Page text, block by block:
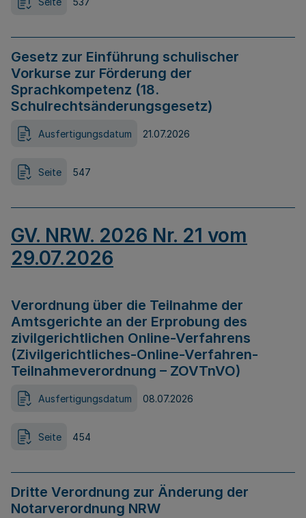
Gesetz zur Einführung schulischer
Vorkurse zur Förderung der
Sprachkompetenz (18.
Schulrechtsänderungsgesetz)
Ausfertigungsdatum 21.07.2026
Seite 547
GV. NRW. 2026 Nr. 21 vom
29.07.2026
Verordnung über die Teilnahme der
Amtsgerichte an der Erprobung des
zivilgerichtlichen Online-Verfahrens
(Zivilgerichtliches-Online-Verfahren-
Teilnahmeverordnung – ZOVTnVO)
Ausfertigungsdatum 08.07.2026
Seite 454
Dritte Verordnung zur Änderung der
Notarverordnung NRW